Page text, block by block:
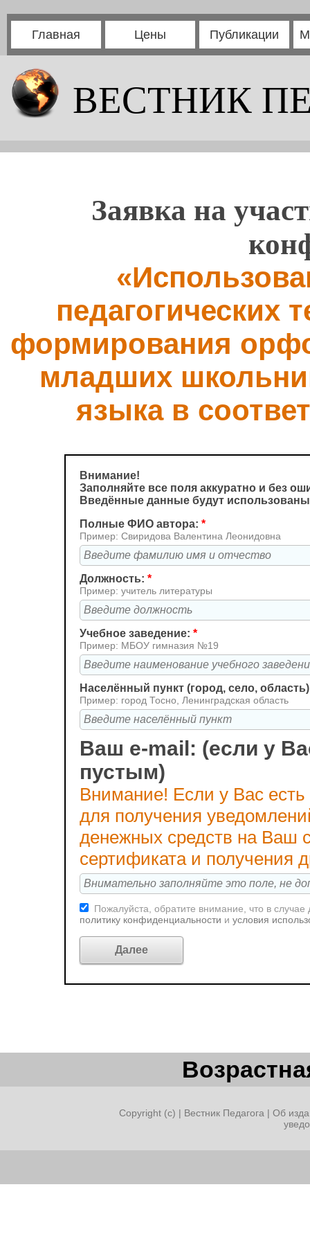
Главная Цены Публикации
ВЕСТНИК
Заявка на
педагогических
формирования
младших
языка в
Внимание!
Заполняйте все поля аккуратно и без
Введённые данные будут
Полные ФИО автора: *
Пример: Свиридова Валентина Леонидовна
Должность: *
Пример: учитель литературы
Учебное заведение: *
Пример: МБОУ гимназия №19
Населённый пункт (город, село,
Пример: город Тосно, Ленинградская область
Ваш e-mail: (если у
пустым)
Внимание! Если у Вас
для получения
денежных средств на Ваш
сертификата и получения
Пожалуйста, обратите внимание, что в
политику конфиденциальности и условия
Copyright (c) | Вестник Педагога | Об